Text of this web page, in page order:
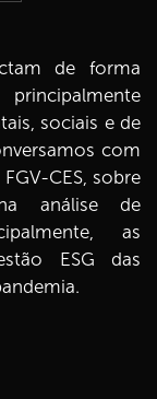
de forma
sociais e de
com
CES, sobre
análise de
as
ESG das